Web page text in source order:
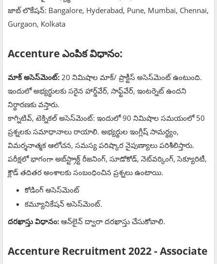
జాబ్‌ లొకేషన్‌: Bangalore, Hyderabad, Pune, Mumbai, Chennai,
Gurgaon, Kolkata
Accentureఎంపిక విధానం:
మాక్ అసెస్‌మెంట్: 20 నిమిషాల మాక్/ ప్రాక్టీస్ అసెస్‌మెంట్ ఉంటుంది.
ఇందులో అభ్యర్థులకు సరైన హార్డ్‌వేర్, సాఫ్ట్‌వేర్, ఇంటర్నెట్ ఉందని
నిర్ధారణకు వస్తారు.
కాగ్నిటివ్, టెక్నికల్ అసెస్‌మెంట్: ఇందులో 90 నిమిషాల సమయంలో 50
ప్రశ్నలకు సమాధానాలు రాయాలి. అభ్యర్థుల ఇంగ్లీష్ సామర్థ్యం,
విమర్శనాత్మక ఆలోచన, సమస్య పరిష్కార నైపుణ్యాలు పరిశీలిస్తారు.
పరీక్షలో భాగంగా అబ్‌స్ట్రాక్ట్ రీజనింగ్, సూడోకోడ్, నెట్‌వర్కింగ్, సెక్యూరిటీ,
క్లౌడ్ తదితర అంశాలకు సంబంధించిన ప్రశ్నలు ఉంటాయి.
కోడింగ్ అసెస్‌మెంట్
కమ్యూనికేషన్ అసెస్‌మెంట్.
దరఖాస్తు విధానం: ఆన్‌లైన్‌ ద్వారా దరఖాస్తు చేసుకోవాలి.
Accenture Recruitment 2022 - Associate